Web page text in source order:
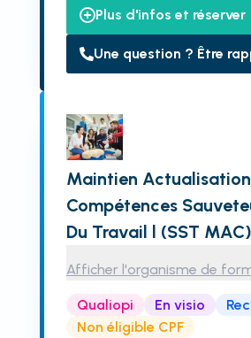
Plus d'infos et réserver
Une question ? Être
Maintien Actualisation
Compétences
Du Travail l (SST MAC)
Afficher l'organisme de
Qualiopi En visio
Non éligible CPF